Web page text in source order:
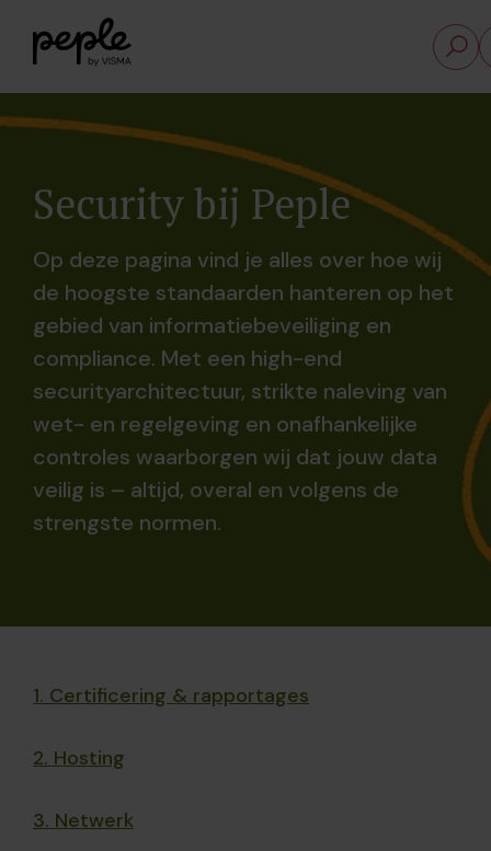
Security bij Peple
Op deze pagina vind je alles over hoe wij
de hoogste standaarden hanteren op het
gebied van informatiebeveiliging en
compliance. Met een high-end
securityarchitectuur, strikte naleving van
wet- en regelgeving en onafhankelijke
controles waarborgen wij dat jouw data
veilig is – altijd, overal en volgens de
strengste normen.
1. Certificering & rapportages
2. Hosting
3. Netwerk